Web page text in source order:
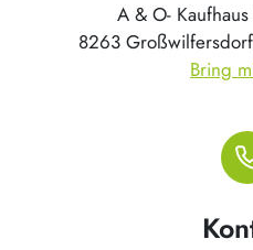
A & O-
8263
Bring